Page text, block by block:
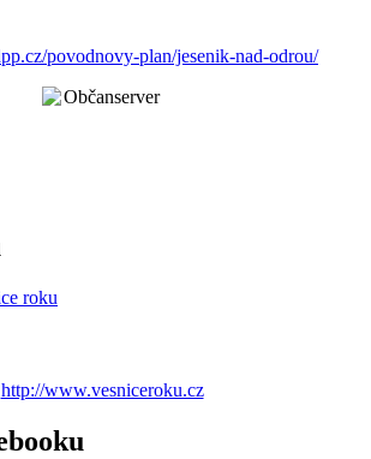
povodnovy-plan/jesenik-nad-odrou/
http://www.vesniceroku.cz